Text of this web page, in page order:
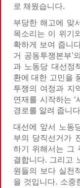
로 채웠습니다.
부당한 해고에 맞
목소리는 이 위기
확하게 보여 줍니
거 공동투쟁본부’
과 노동당 대선정
환에 대한 고민을
투쟁의 여정과 지
연재를 시작하는 ‘
경로를 알려 줍니
대선에 앞서 노동
부의 당직선거가
하기 위해서는 그
결합니다. 그리고
원들의 보다 실천
을 것입니다. 소중